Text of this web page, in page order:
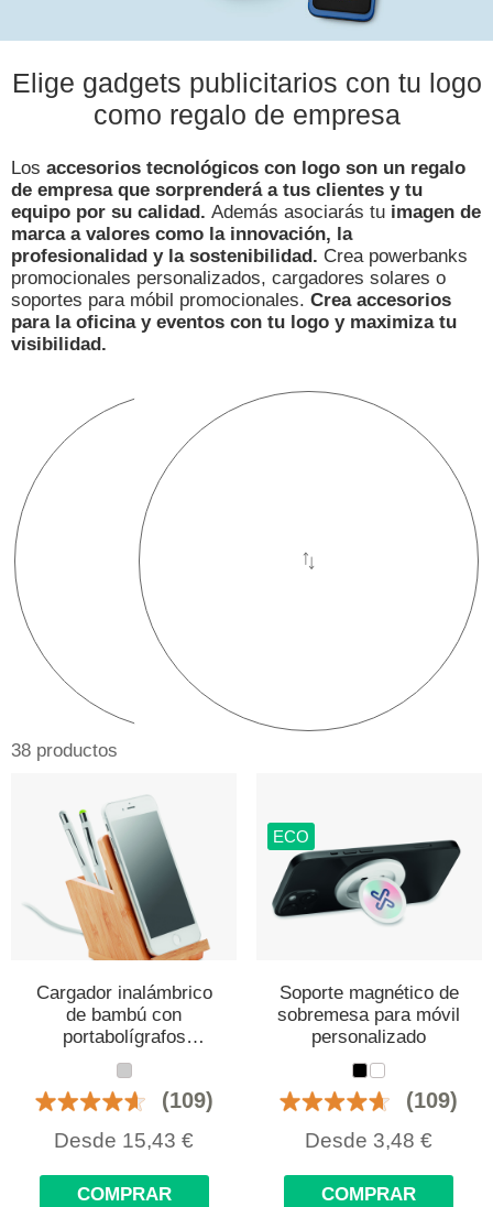
Elige gadgets publicitarios con tu logo
como regalo de empresa
Los accesorios tecnológicos con logo son un regalo
de empresa que sorprenderá a tus clientes y tu
equipo por su calidad. Además asociarás tu imagen de
marca a valores como la innovación, la
profesionalidad y la sostenibilidad. Crea powerbanks
promocionales personalizados, cargadores solares o
soportes para móbil promocionales. Crea accesorios
para la oficina y eventos con tu logo y maximiza tu
visibilidad.
38 productos
Cargador inalámbrico
de bambú con
portabolígrafos
personalizado
(109)
Desde 15,43 €
COMPRAR
ECO
Soporte magnético de
sobremesa para móvil
personalizado
(109)
Desde 3,48 €
COMPRAR